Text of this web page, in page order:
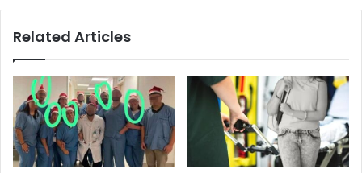
sin
Related Articles